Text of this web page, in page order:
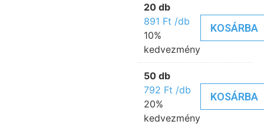
20 db
891 Ft /db
10%
kedvezmény
KOSÁRBA
50 db
792 Ft /db
20%
kedvezmény
KOSÁRBA